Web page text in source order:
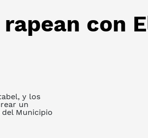
con
y los
un
Municipio